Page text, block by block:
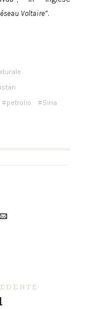
Voltaire”.
petrolio
Siria